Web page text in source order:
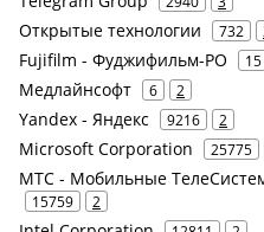
Открытые технологии 732
Fujifilm - Фуджифильм-РО 15
Медлайнсофт 6 2
Yandex - Яндекс 9216 2
Microsoft Corporation 25775
МТС - Мобильные
15759 2